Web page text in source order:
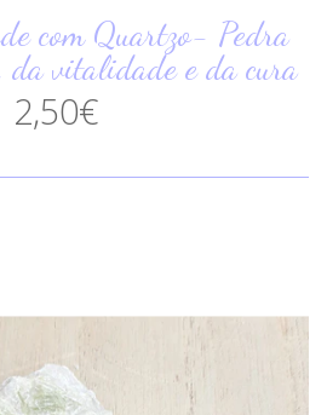
com Quartzo- Pedra
da vitalidade e da cura
2,50€